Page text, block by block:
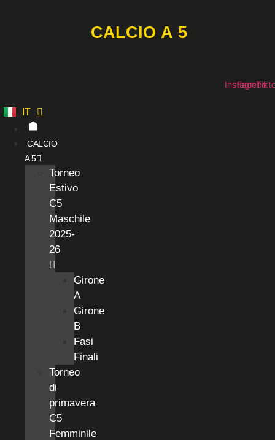
CALCIO A 5
Instagram
IT
ES
CALCIO
A 5
Torneo
Estivo
C5
Maschile
2025-
26
Girone
A
Girone
B
Fasi
Finali
Torneo
di
primavera
C5
Femminile